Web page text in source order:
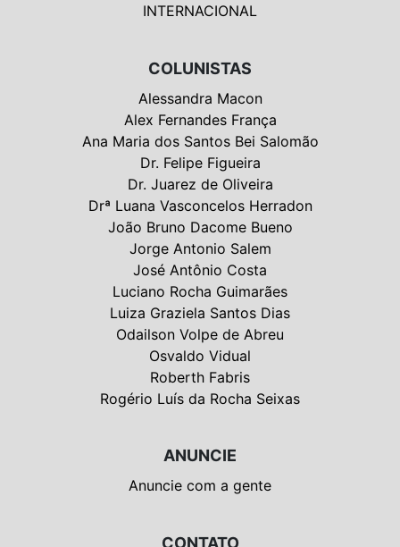
INTERNACIONAL
COLUNISTAS
Alessandra Macon
Alex Fernandes França
Ana Maria dos Santos Bei Salomão
Dr. Felipe Figueira
Dr. Juarez de Oliveira
Drª Luana Vasconcelos Herradon
João Bruno Dacome Bueno
Jorge Antonio Salem
José Antônio Costa
Luciano Rocha Guimarães
Luiza Graziela Santos Dias
Odailson Volpe de Abreu
Osvaldo Vidual
Roberth Fabris
Rogério Luís da Rocha Seixas
ANUNCIE
Anuncie com a gente
CONTATO